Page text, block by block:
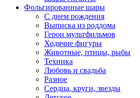
Фольгированные шары
С днем рождения
Выписка из роддома
Герои мультфильмов
Ходячие фигуры
Животные, птицы, рыбы
Техника
Любовь и свадьба
Разное
Сердца, круги, звезды